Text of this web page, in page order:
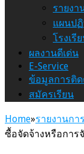
รายง
แผนป
โรงเ
ผลงานดีเด่น
E-Service
ข้อมูลการติ
สมัครเรียน
Home»รายงานกา
ซื้อจัดจ้างหรือการ